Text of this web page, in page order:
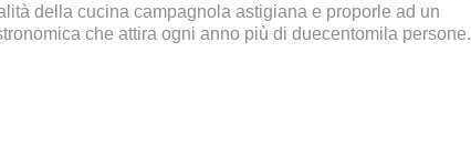
della cucina campagnola astigiana e proporle ad un
che attira ogni anno più di duecentomila persone.